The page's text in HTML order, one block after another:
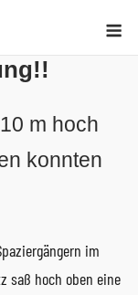
m hoch
konnten
im
saß hoch oben eine